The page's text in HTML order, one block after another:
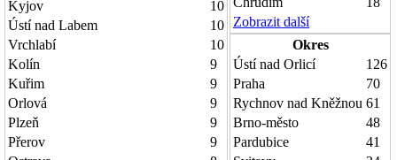
Kyjov
10
Ústí nad Labem
10
Vrchlabí
10
Kolín
9
Kuřim
9
Orlová
9
Plzeň
9
Přerov
9
Zobrazit další
Okres
Ústí nad Orlicí
126
Praha
70
Rychnov nad Kněžnou 61
Brno-město
48
Pardubice
41